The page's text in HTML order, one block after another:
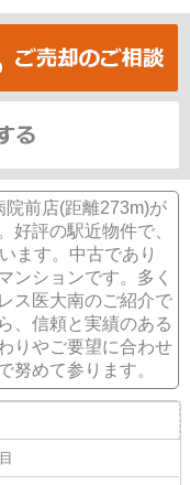
前店(距離273m)が
好評の駅近物件で、
ます。中古であり
ンションです。多く
ス医大南のご紹介で
、信頼と実績のある
りやご要望に合わせ
努めて参ります。